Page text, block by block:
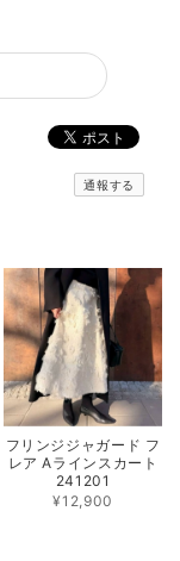
通報する
フリンジジャガード フ
レア Aラインスカート
241201
¥12,900